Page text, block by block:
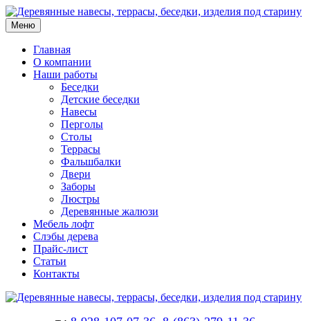
Меню
Главная
О компании
Наши работы
Беседки
Детские беседки
Навесы
Перголы
Столы
Террасы
Фальшбалки
Двери
Заборы
Люстры
Деревянные жалюзи
Мебель лофт
Слэбы дерева
Прайс-лист
Статьи
Контакты